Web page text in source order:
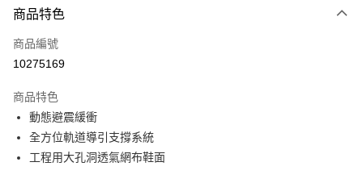
信用卡一次付款
ATM付款
運送方式
宅配
每筆NT$100，滿NT$3,500(含以上)免運費
商品特色
商品編號
10275169
商品特色
動態避震緩衝
全方位軌道導引支撐系統
工程用大孔洞透氣網布鞋面